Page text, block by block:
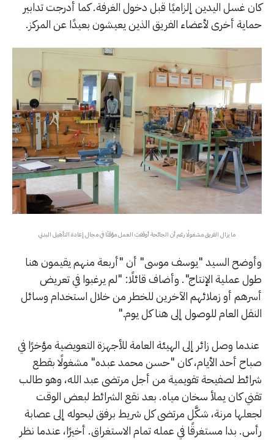
كان غسل اليدين إلزاميًا قبل دخول الغرفة. كما أدرجت تدابير
حماية أخرى لأعضاء الفريق الذين يعيشون بعيدًا عن المركز.
ما يزال الفريق مشغولًا رغم أن الجائحة أوقفت العمل مؤقتًا في مجال إعادة التأهيل البدني
وأوضح السيد "يوسف موسى" أن "أربعة منهم يقيمون هنا
طول عملية الإنتاج". وأضاف قائلًا: "لم يرغبوا في تعريض
أسرهم أو زملائهم الآخرين للخطر من خلال استخدام وسائل
النقل العام للوصول إلى هنا كل يوم."
عندما وصل زائر إلى الهيئة العامة للأجهزة التعويضية مؤخرًا في
صباح أحد الأيام، كان "حسن محمد عبده" مشغولًا بقطع
شرائط لصفيحة تقويمية من أجل مرتضى عبد الله، وهو طالب
تقني كان يملأ سخان مياه. بعد نقع الشرائط لبعض الوقت
لجعلها مرنة، شكَّل مرتضى كل شريط برفق ليحوله إلى عصابة
رأس. بدا مستغرقًا في عمله تمام الاستغراق. أخيرًا، عندما نظر